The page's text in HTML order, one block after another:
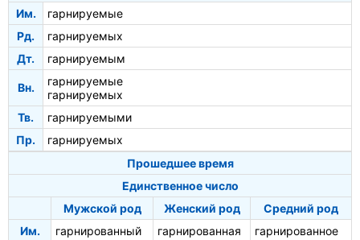
Им.
гарнируемые
Рд.
гарнируемых
Дт.
гарнируемым
Вн.
гарнируемые
гарнируемых
Тв.
гарнируемыми
Пр.
гарнируемых
Прошедшее время
Единственное число
Мужской род
Женский род
Средний род
Им.
гарнированный гарнированная
гарнированное